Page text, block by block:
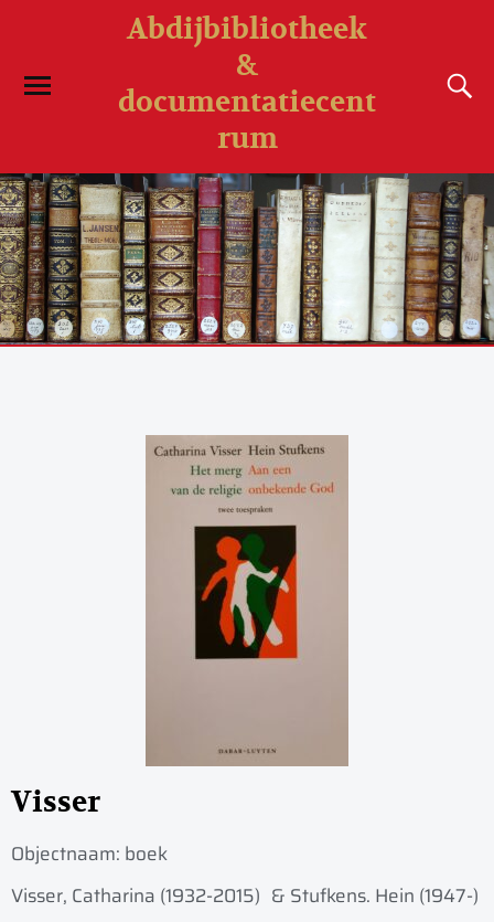
Abdijbibliotheek
&
documentatiecent
rum
Visser
Objectnaam: boek
Visser, Catharina (1932-2015) & Stufkens. Hein (1947-)